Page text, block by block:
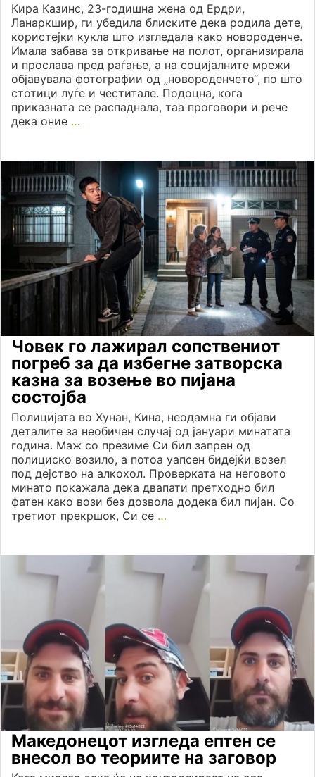
Кира Казинс, 23-годишна жена од Ердри,
Ланаркшир, ги убедила блиските дека родила дете,
користејки кукла што изгледала како новороденче.
Имала забава за откривање на полот, организирала
и прослава пред раѓање, а на социјалните мрежи
објавувала фотографии од „новороденчето“, по што
стотици луѓе и честитале. Подоцна, кога
приказната се распаднала, таа проговори и рече
дека оние …
Човек го лажирал сопствениот
погреб за да избегне затворска
казна за возење во пијана
состојба
Полицијата во Хунан, Кина, неодамна ги објави
деталите за необичен случај од јануари минатата
година. Маж со презиме Си бил запрен од
полициско возило, а потоа уапсен бидејќи возел
под дејство на алкохол. Проверката на неговото
минато покажала дека двапати претходно бил
фатен како вози без дозвола додека бил пијан. Со
третиот прекршок, Си се …
Македонецот изгледа ептен се
внесол во теориите на заговор